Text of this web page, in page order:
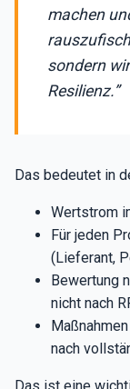
machen
sondern
Resilienz.”
Das bedeutet in
Wertstrom
Für jeden
(Lieferant,
Bewertung
nicht nach
nach